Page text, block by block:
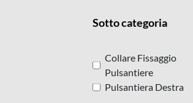
Sotto categoria
Collare Fissaggio
Pulsantiere
Pulsantiera Destra